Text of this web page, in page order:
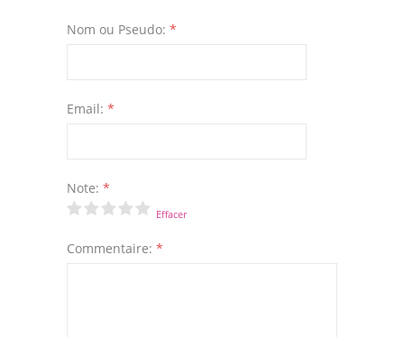
Nom ou Pseudo: *
Email: *
Note: *
Effacer
Commentaire: *